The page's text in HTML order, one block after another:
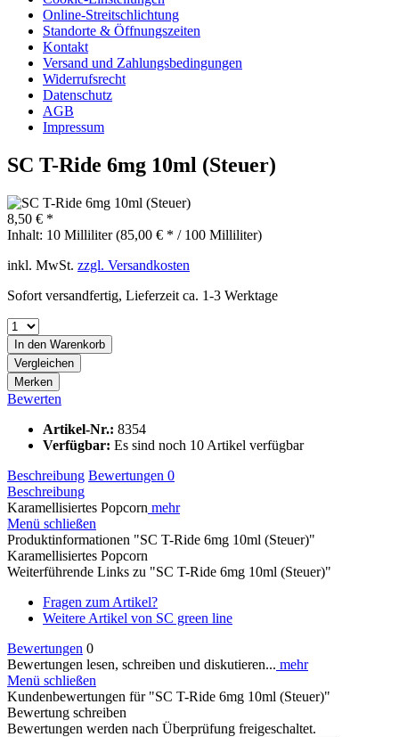
Online-Streitschlichtung
Standorte & Öffnungszeiten
Kontakt
Versand und Zahlungsbedingungen
Widerrufsrecht
Datenschutz
AGB
Impressum
SC T-Ride 6mg 10ml (Steuer)
8,50 € *
Inhalt: 10 Milliliter (85,00 € * / 100 Milliliter)
inkl. MwSt. zzgl. Versandkosten
Sofort versandfertig, Lieferzeit ca. 1-3 Werktage
In den Warenkorb
Vergleichen
Merken
Bewerten
Artikel-Nr.: 8354
Verfügbar: Es sind noch 10 Artikel verfügbar
Beschreibung Bewertungen 0
Beschreibung
Karamellisiertes Popcorn mehr
Menü schließen
Produktinformationen "SC T-Ride 6mg 10ml (Steuer)"
Karamellisiertes Popcorn
Weiterführende Links zu "SC T-Ride 6mg 10ml (Steuer)"
Fragen zum Artikel?
Weitere Artikel von SC green line
Bewertungen 0
Bewertungen lesen, schreiben und diskutieren... mehr
Menü schließen
Kundenbewertungen für "SC T-Ride 6mg 10ml (Steuer)"
Bewertung schreiben
Bewertungen werden nach Überprüfung freigeschaltet.